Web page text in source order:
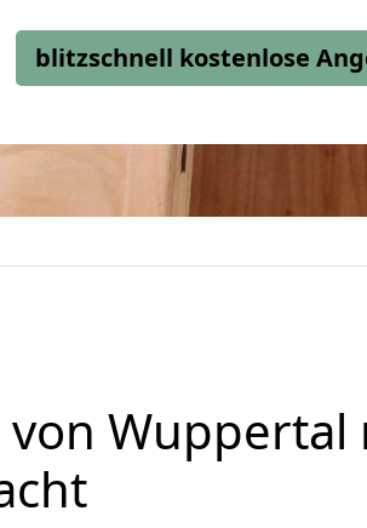
blitzschnell kostenlose
Wuppertal